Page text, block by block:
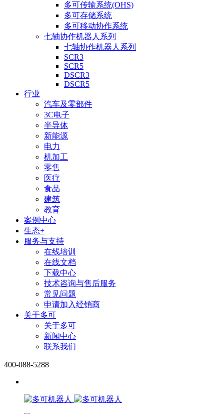
多可传输系统(OHS)
多可存储系统
多可移动协作系统
七轴协作机器人系列
七轴协作机器人系列
SCR3
SCR5
DSCR3
DSCR5
行业
汽车及零部件
3C电子
半导体
新能源
电力
机加工
零售
医疗
食品
建筑
教育
案例中心
生态+
服务与支持
在线培训
在线文档
下载中心
技术咨询与售后服务
常见问题
申请加入经销商
关于多可
关于多可
新闻中心
联系我们
400-088-5288